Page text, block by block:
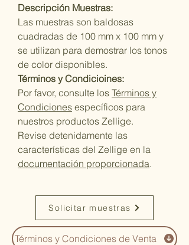
Descripción Muestras:
Las muestras son baldosas
cuadradas de 100 mm x 100 mm y
se utilizan para demostrar los tonos
de color disponibles.
Términos y Condicioines:
Por favor, consulte los Términos y
Condiciones específicos para
nuestros productos Zellige.
Revise detenidamente las
características del Zellige en la
documentación proporcionada.
Solicitar muestras
Términos y Condiciones de Venta